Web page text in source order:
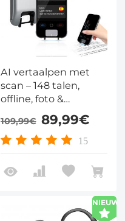
AI vertaalpen met
scan – 148 talen,
offline, foto &
spraakvertaling
109,99€ 89,99€
15
NIEUW